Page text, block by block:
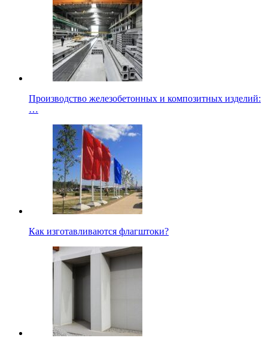
Производство железобетонных и композитных изделий:
…
Как изготавливаются флагштоки?